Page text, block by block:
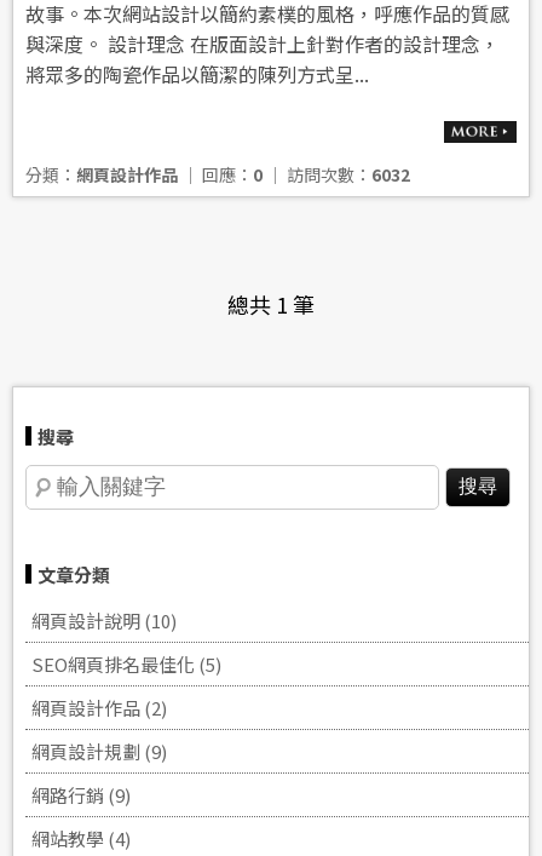
故事。本次網站設計以簡約素樸的風格，呼應作品的質感
與深度。 設計理念 在版面設計上針對作者的設計理念，
將眾多的陶瓷作品以簡潔的陳列方式呈...
分類： 網頁設計作品 │ 回應： 0 │ 訪問次數： 6032
總共 1 筆
搜尋
文章分類
網頁設計說明 (10)
SEO網頁排名‎最佳化 (5)
網頁設計作品 (2)
網頁設計規劃 (9)
網路行銷 (9)
網站教學 (4)